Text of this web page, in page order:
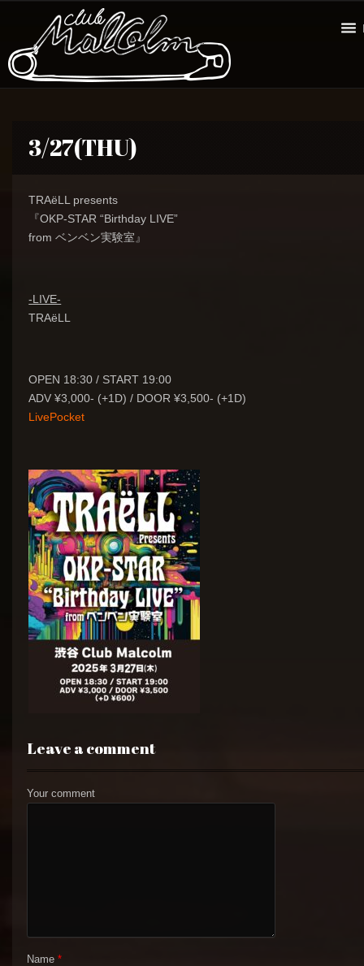
3/27(THU)
TRAëLL presents
『OKP-STAR “Birthday LIVE”
from ベンベン実験室』
-LIVE-
TRAëLL
OPEN 18:30 / START 19:00
ADV ¥3,000- (+1D) / DOOR ¥3,500- (+1D)
LivePocket
Leave a comment
Your comment
Name *